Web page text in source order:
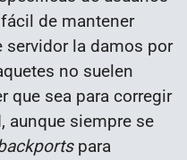
de mantener
la damos por
no suelen
que sea para corregir
aunque siempre se
para